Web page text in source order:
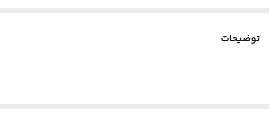
توضیحات